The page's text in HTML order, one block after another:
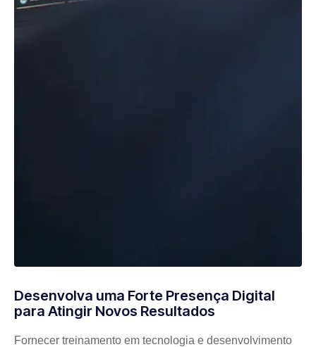
Desenvolva uma Forte Presença Digital
para Atingir Novos Resultados
Fornecer treinamento em tecnologia e desenvolvimento